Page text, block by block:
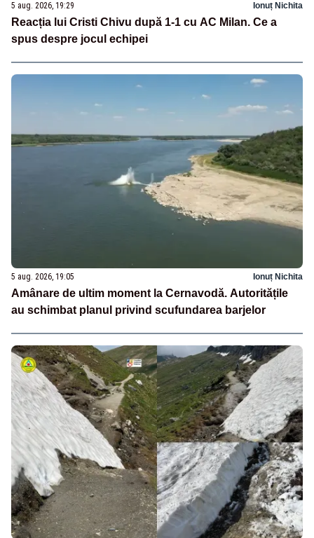
5 aug. 2026, 19:29 Ionuț Nichita
Reacția lui Cristi Chivu după 1-1 cu AC Milan. Ce a
spus despre jocul echipei
5 aug. 2026, 19:05 Ionuț Nichita
Amânare de ultim moment la Cernavodă. Autoritățile
au schimbat planul privind scufundarea barjelor